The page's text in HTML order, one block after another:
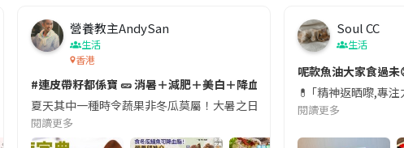
發前切記檢查「1標示」🚨
民眾，近期要特別留意隨身行李中的行動電源。一名旅客日前在機場安檢
營養教主AndySan
生活
香港
#連皮帶籽都係寶 🥒 消暑＋減肥＋美白＋降血脂
夏天其中一種時令蔬果非冬瓜莫屬！大暑之日，點都要飲碗冬瓜湯消暑
閱讀更多
Soul CC
生活
呢款魚油大家食過未
💊 ｢精神返晒嚟,專
閱讀更多